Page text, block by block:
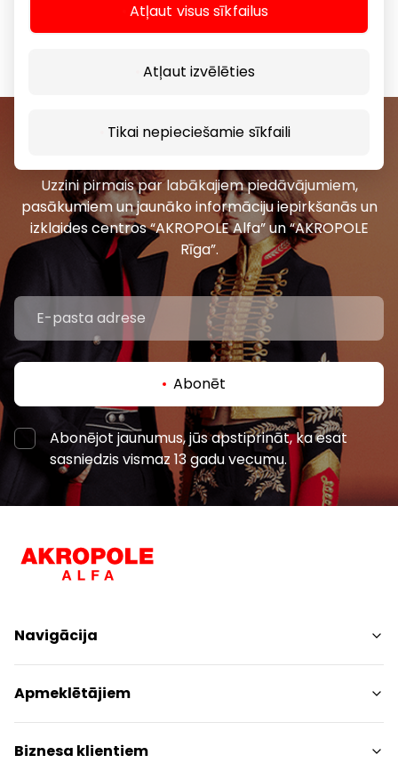
Atļaut visus sīkfailus
Atļaut izvēlēties
Tikai nepieciešamie sīkfaili
Pievienojieties mūsu kopienai
Uzzini pirmais par labākajiem piedāvājumiem,
pasākumiem un jaunāko informāciju iepirkšanās un
izklaides centros “AKROPOLE Alfa” un “AKROPOLE
Rīga”.
Abonēt
Abonējot jaunumus, jūs apstiprināt, ka esat
sasniedzis vismaz 13 gadu vecumu.
Navigācija
Iepirkšanās
Pakalpojumi
Izklaides
Restorāni
Apmeklētājiem
Centra plāns
Dzīvniekiem draudzīgs
Biznesa klientiem